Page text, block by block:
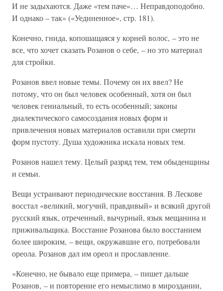
И не задыхаются. Даже «тем паче»… Неправдоподобно.
И однако – так» («Уединенное», стр. 181).
Конечно, гнида, копошащаяся у корней волос, – это не
все, что хочет сказать Розанов о себе, – но это материал
для стройки.
Розанов ввел новые темы. Почему он их ввел? Не
потому, что он был человек особенный, хотя он был
человек гениальный, то есть особенный; законы
диалектического самосоздания новых форм и
привлечения новых материалов оставили при смерти
форм пустоту. Душа художника искала новых тем.
Розанов нашел тему. Целый разряд тем, тем обыденщины
и семьи.
Вещи устраивают периодические восстания. В Лескове
восстал «великий, могучий, правдивый» и всякий другой
русский язык, отреченный, вычурный, язык мещанина и
приживальщика. Восстание Розанова было восстанием
более широким, – вещи, окружавшие его, потребовали
ореола. Розанов дал им ореол и прославление.
«Конечно, не бывало еще примера, – пишет дальше
Розанов, – и повторение его немыслимо в мироздании,